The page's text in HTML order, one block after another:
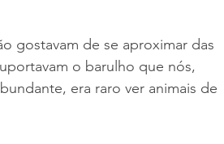
gostavam de se aproximar das
o barulho que nós,
era raro ver animais de